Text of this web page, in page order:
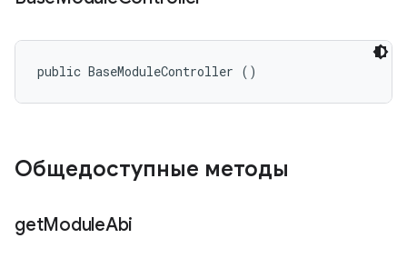
public BaseModuleController ()
Общедоступные методы
getModuleAbi